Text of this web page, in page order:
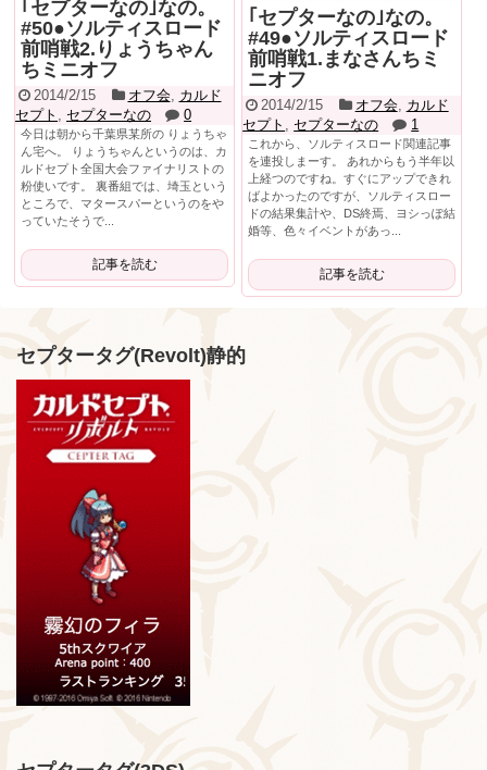
｢セプターなの｣なの。
#50●ソルティスロード
前哨戦2.りょうちゃん
ちミニオフ
2014/2/15 オフ会, カルド
セプト
セプターなの 0
今日は朝から千葉県某所の りょうちゃ
ん宅へ。 りょうちゃんというのは、カ
ルドセプト全国大会ファイナリストの
粉使いです。 裏番組では、埼玉という
ところで、マタースパーというのをや
っていたそうで...
記事を読む
｢セプターなの｣なの。
#49●ソルティスロード
前哨戦1.まなさんちミ
ニオフ
2014/2/15 オフ会, カルド
セプト
セプターなの 1
これから、ソルティスロード関連記事
を連投しまーす。 あれからもう半年以
上経つのですね。すぐにアップできれ
ばよかったのですが、ソルティスロー
ドの結果集計や、DS終焉、ヨシっぽ結
婚等、色々イベントがあっ...
記事を読む
セプタータグ(Revolt)静的